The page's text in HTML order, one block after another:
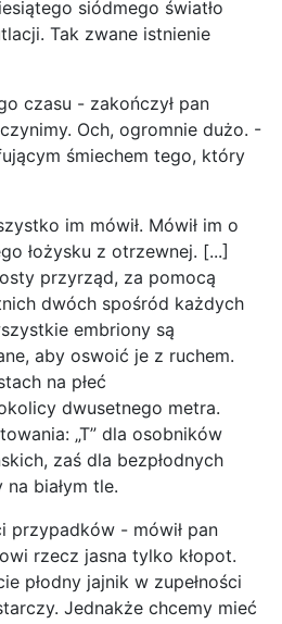
siódmego światło
Tak zwane istnienie
czasu - zakończył pan
Och, ogromnie dużo. -
śmiechem tego, który
im mówił. Mówił im o
łożysku z otrzewnej. [...]
przyrząd, za pomocą
dwóch spośród każdych
embriony są
aby oswoić je z ruchem.
na płeć
dwusetnego metra.
„T” dla osobników
zaś dla bezpłodnych
białym tle.
przypadków - mówił pan
rzecz jasna tylko kłopot.
płodny jajnik w zupełności
Jednakże chcemy mieć